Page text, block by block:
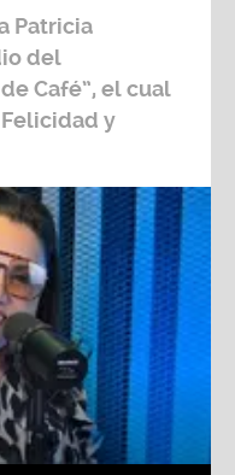
Patricia
del
Café”, el cual
y